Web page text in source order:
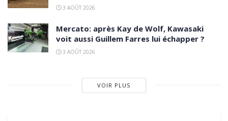
3 AOÛT 2026
Mercato: après Kay de Wolf, Kawasaki
voit aussi Guillem Farres lui échapper ?
3 AOÛT 2026
VOIR PLUS